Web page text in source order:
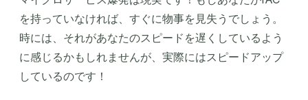
を持っていなければ、すぐに物事を見失うでしょう。
時には、それがあなたのスピードを遅くしているよう
に感じるかもしれませんが、実際にはスピードアップ
しているのです！